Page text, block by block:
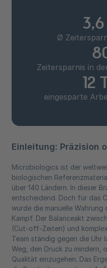
Ø
Zeitersparnis in
12
eingesparte
Einleitung: Präzision
Microbiologics ist der
biologischen
über 140 Ländern. In dieser
entscheidend. Doch für das
wurde die manuelle
Kampf. Der Balanceakt
(Cut-off-Zeiten) und
Team ständig gegen die Uhr
Weg, den Druck zu mindern,
Qualität einzugehen. Das